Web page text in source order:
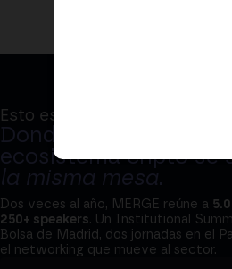
Esto es MERGE
Donde bancos,
ecosistema cripto se
la misma mesa.
Dos veces al año, MERGE reúne a
250+ speakers. Un Institutional
Bolsa de Madrid, dos jornadas en el
el networking que mueve al sector.